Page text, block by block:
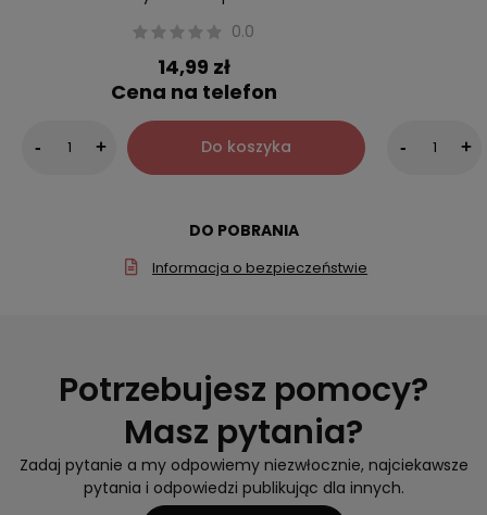
0.0
14,99 zł
Cena na telefon
- + Do koszyka - +
DO POBRANIA
Informacja o bezpieczeństwie
Potrzebujesz pomocy?
Masz pytania?
Zadaj pytanie a my odpowiemy niezwłocznie, najciekawsze
pytania i odpowiedzi publikując dla innych.